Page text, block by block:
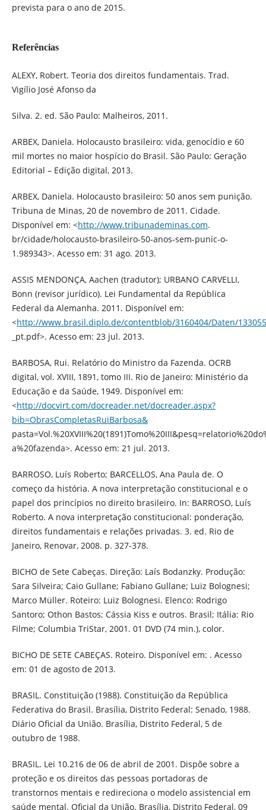
prevista para o ano de 2015.
Referências
ALEXY, Robert. Teoria dos direitos fundamentais. Trad.
Vigílio José Afonso da
Silva. 2. ed. São Paulo: Malheiros, 2011.
ARBEX, Daniela. Holocausto brasileiro: vida, genocídio e 60
mil mortes no maior hospício do Brasil. São Paulo: Geração
Editorial – Edição digital, 2013.
ARBEX, Daniela. Holocausto brasileiro: 50 anos sem punição.
Tribuna de Minas, 20 de novembro de 2011. Cidade.
Disponível em: <http://www.tribunademinas.com.
br/cidade/holocausto-brasileiro-50-anos-sem-punic-o-
1.989343>. Acesso em: 31 ago. 2013.
ASSIS MENDONÇA, Aachen (tradutor); URBANO CARVELLI,
Bonn (revisor jurídico). Lei Fundamental da República
Federal da Alemanha. 2011. Disponível em:
<http://www.brasil.diplo.de/contentblob/3160404/Daten/
_pt.pdf>. Acesso em: 23 jul. 2013.
BARBOSA, Rui. Relatório do Ministro da Fazenda. OCRB
digital, vol. XVIII, 1891, tomo III. Rio de Janeiro: Ministério da
Educação e da Saúde, 1949. Disponível em:
<http://docvirt.com/docreader.net/docreader.aspx?
bib=ObrasCompletasRuiBarbosa&
a%20fazenda>. Acesso em: 21 jul. 2013.
BARROSO, Luís Roberto; BARCELLOS, Ana Paula de. O
começo da história. A nova interpretação constitucional e o
papel dos princípios no direito brasileiro. In: BARROSO, Luís
Roberto. A nova interpretação constitucional: ponderação,
direitos fundamentais e relações privadas. 3. ed. Rio de
Janeiro, Renovar, 2008. p. 327-378.
BICHO de Sete Cabeças. Direção: Laís Bodanzky. Produção:
Sara Silveira; Caio Gullane; Fabiano Gullane; Luiz Bolognesi;
Marco Müller. Roteiro: Luiz Bolognesi. Elenco: Rodrigo
Santoro; Othon Bastos; Cássia Kiss e outros. Brasil; Itália: Rio
Filme; Columbia TriStar, 2001. 01 DVD (74 min.), color.
BICHO DE SETE CABEÇAS. Roteiro. Disponível em: . Acesso
em: 01 de agosto de 2013.
BRASIL. Constituição (1988). Constituição da República
Federativa do Brasil. Brasília, Distrito Federal: Senado, 1988.
Diário Oficial da União. Brasília, Distrito Federal, 5 de
outubro de 1988.
BRASIL. Lei 10.216 de 06 de abril de 2001. Dispõe sobre a
proteção e os direitos das pessoas portadoras de
transtornos mentais e redireciona o modelo assistencial em
saúde mental. Oficial da União. Brasília, Distrito Federal, 09